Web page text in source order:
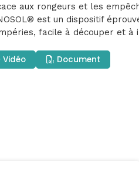
aux rongeurs et les
est un dispositif
facile à découper et
Vidéo Document